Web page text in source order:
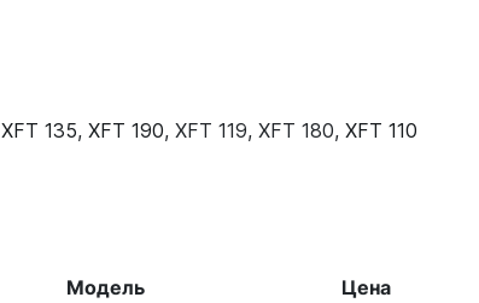
XFT 135, XFT 190, XFT 119, XFT 180, XFT 110
Модель
Цена